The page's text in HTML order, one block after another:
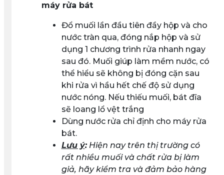
máy rửa bát
Đổ muối lần đầu tiên đầy hộp và cho
nước tràn qua, đóng nắp hộp và sử
dụng 1 chương trình rửa nhanh ngay
sau đó. Muối giúp làm mềm nước, có
thể hiểu sẽ không bị đóng cặn sau
khi rửa vì hầu hết chế độ sử dụng
nước nóng. Nếu thiếu muối, bát đĩa
sẽ loang lổ vệt trắng
Dùng nước rửa chỉ định cho máy rửa
bát.
Lưu ý: Hiện nay trên thị trường có
rất nhiều muối và chất rửa bị làm
giả, hãy kiểm tra và đảm bảo hàng